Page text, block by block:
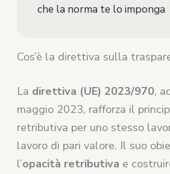
che la norma te lo imponga
Cos’è la direttiva sulla
La direttiva (UE) 2023/970,
maggio 2023, rafforza il
retributiva per uno stesso
lavoro di pari valore. Il suo
l’opacità retributiva e